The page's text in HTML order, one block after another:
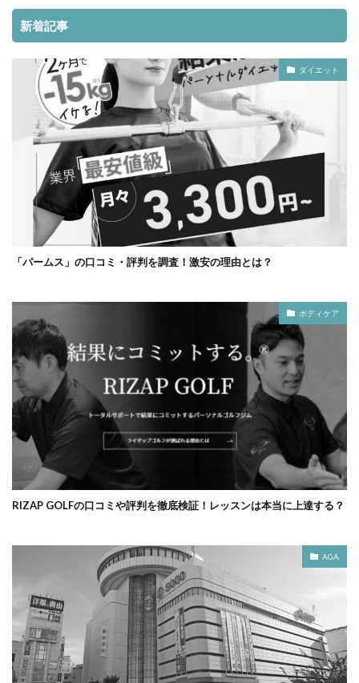
新着記事
ダイエット
「パームス」の口コミ・評判を調査！激安の理由とは？
ボディケア
RIZAP GOLFの口コミや評判を徹底検証！レッスンは本当に上達する？
AGA